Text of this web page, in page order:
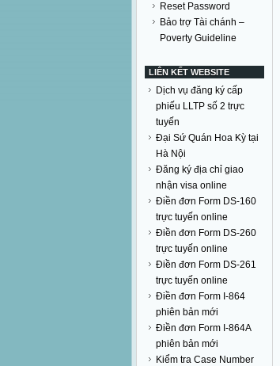
Reset Password
Bảo trợ Tài chánh –
Poverty Guideline
LIÊN KẾT WEBSITE
Dịch vụ đăng ký cấp
phiếu LLTP số 2 trực
tuyến
Đại Sứ Quán Hoa Kỳ tại
Hà Nội
Đăng ký địa chỉ giao
nhận visa online
Điền đơn Form DS-160
trực tuyến online
Điền đơn Form DS-260
trực tuyến online
Điền đơn Form DS-261
trực tuyến online
Điền đơn Form I-864
phiên bản mới
Điền đơn Form I-864A
phiên bản mới
Kiểm tra Case Number